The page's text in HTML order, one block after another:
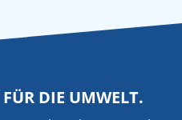
DIE UMWELT.